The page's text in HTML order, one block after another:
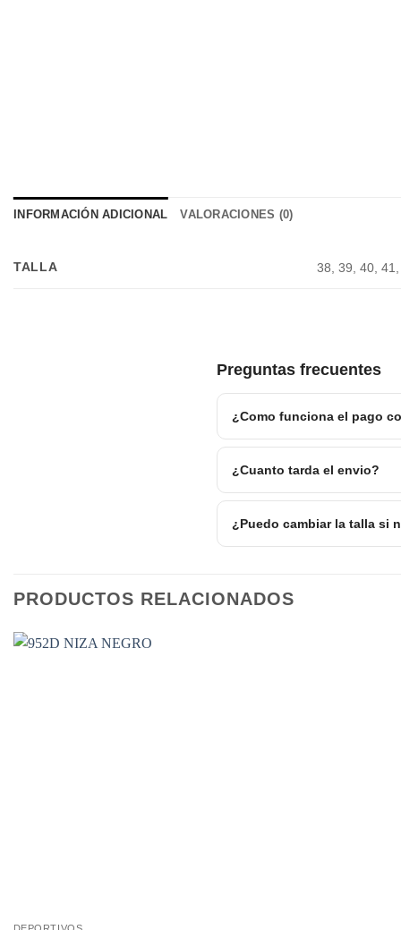
INFORMACIÓN ADICIONAL VALORACIONES (0)
TALLA 38, 39, 40,
Preguntas frecuentes
¿Como funciona el pago
¿Cuanto tarda el envio?
¿Puedo cambiar la talla si
PRODUCTOS RELACIONADOS